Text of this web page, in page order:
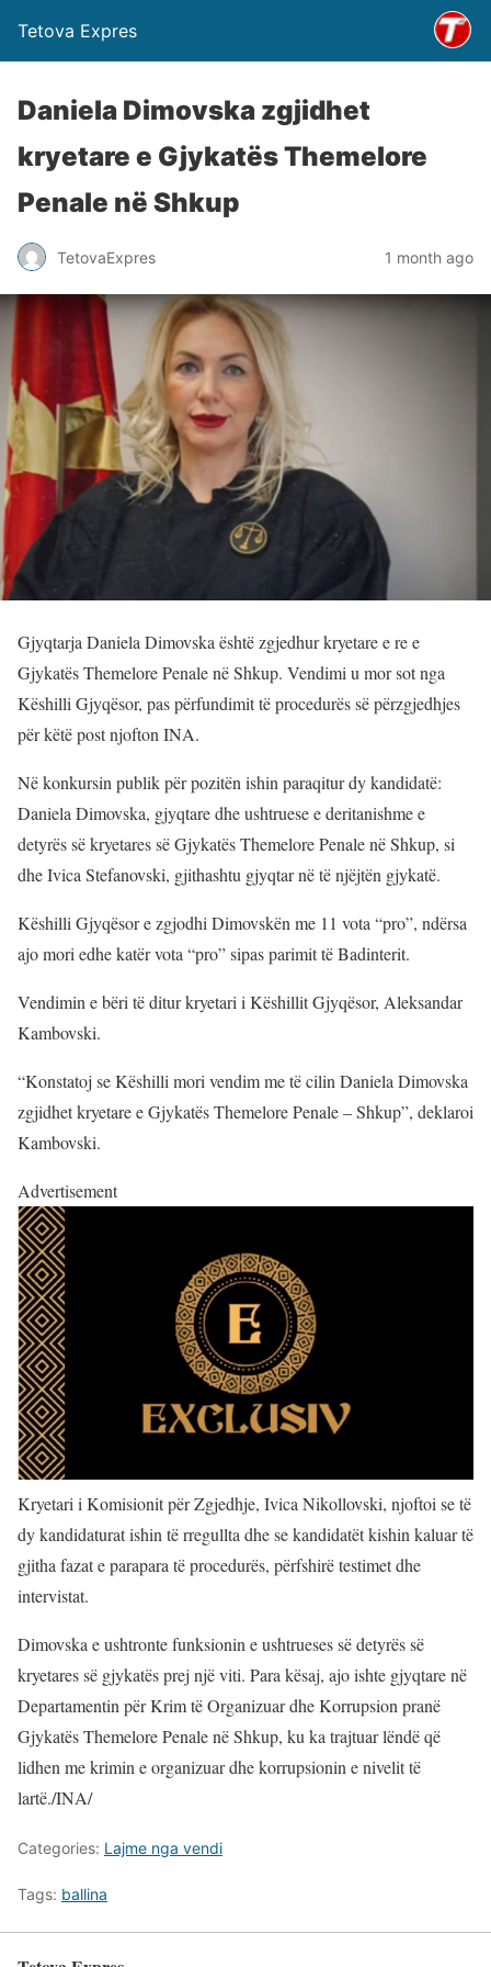
Tetova Expres
Daniela Dimovska zgjidhet
kryetare e Gjykatës Themelore
Penale në Shkup
TetovaExpres 1 month ago
Gjyqtarja Daniela Dimovska është zgjedhur kryetare e re e
Gjykatës Themelore Penale në Shkup. Vendimi u mor sot nga
Këshilli Gjyqësor, pas përfundimit të procedurës së përzgjedhjes
për këtë post njofton INA.
Në konkursin publik për pozitën ishin paraqitur dy kandidatë:
Daniela Dimovska, gjyqtare dhe ushtruese e deritanishme e
detyrës së kryetares së Gjykatës Themelore Penale në Shkup, si
dhe Ivica Stefanovski, gjithashtu gjyqtar në të njëjtën gjykatë.
Këshilli Gjyqësor e zgjodhi Dimovskën me 11 vota “pro”, ndërsa
ajo mori edhe katër vota “pro” sipas parimit të Badinterit.
Vendimin e bëri të ditur kryetari i Këshillit Gjyqësor, Aleksandar
Kambovski.
“Konstatoj se Këshilli mori vendim me të cilin Daniela Dimovska
zgjidhet kryetare e Gjykatës Themelore Penale – Shkup”, deklaroi
Kambovski.
Advertisement
Kryetari i Komisionit për Zgjedhje, Ivica Nikollovski, njoftoi se të
dy kandidaturat ishin të rregullta dhe se kandidatët kishin kaluar të
gjitha fazat e parapara të procedurës, përfshirë testimet dhe
intervistat.
Dimovska e ushtronte funksionin e ushtrueses së detyrës së
kryetares së gjykatës prej një viti. Para kësaj, ajo ishte gjyqtare në
Departamentin për Krim të Organizuar dhe Korrupsion pranë
Gjykatës Themelore Penale në Shkup, ku ka trajtuar lëndë që
lidhen me krimin e organizuar dhe korrupsionin e nivelit të
lartë./INA/
Categories: Lajme nga vendi
Tags: ballina